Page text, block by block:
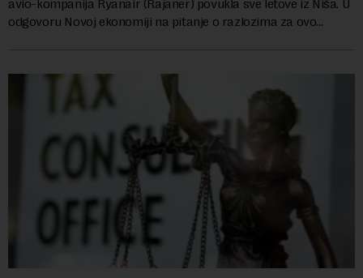
avio-kompanija Ryanair (Rajaner) povukla sve letove iz Niša. U
odgovoru Novoj ekonomiji na pitanje o razlozima za ovo